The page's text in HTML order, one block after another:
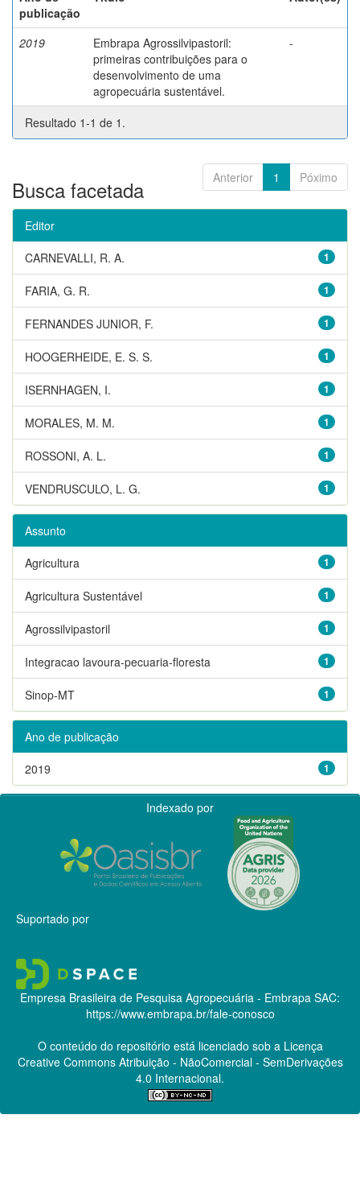
publicação
2019
Embrapa Agrossilvipastoril:
primeiras contribuições para o
desenvolvimento de uma
agropecuária sustentável.
-
Resultado 1-1 de 1.
Anterior 1 Póximo
Busca facetada
Editor
1
CARNEVALLI, R. A.
1
FARIA, G. R.
1
FERNANDES JUNIOR, F.
1
HOOGERHEIDE, E. S. S.
1
ISERNHAGEN, I.
1
MORALES, M. M.
1
ROSSONI, A. L.
1
VENDRUSCULO, L. G.
Assunto
1
Agricultura
1
Agricultura Sustentável
1
Agrossilvipastoril
1
Integracao lavoura-pecuaria-floresta
1
Sinop-MT
Ano de publicação
1
2019
Indexado por
Suportado por
Empresa Brasileira de Pesquisa Agropecuária - Embrapa SAC:
https://www.embrapa.br/fale-conosco
O conteúdo do repositório está licenciado sob a Licença
Creative CommonsAtribuição - NãoComercial - SemDerivações
4.0 Internacional.